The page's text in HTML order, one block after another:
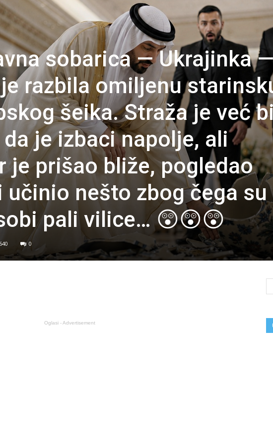
sobarica — Ukrajinka
razbila omiljenu
šeika. Straža je već
je izbaci napolje, ali
je prišao bliže, pogledao
učinio nešto zbog čega su
pali vilice… 😲😲😲
0
Oglasi - Advertisement